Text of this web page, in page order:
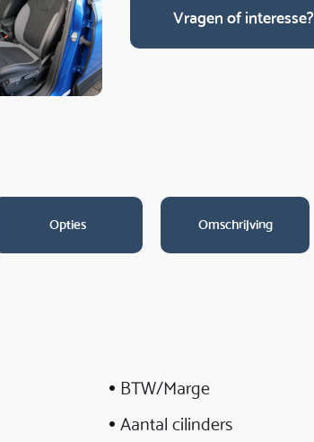
Vragen of interesse?
Opties Omschrijving
BTW/Marge
Aantal cilinders